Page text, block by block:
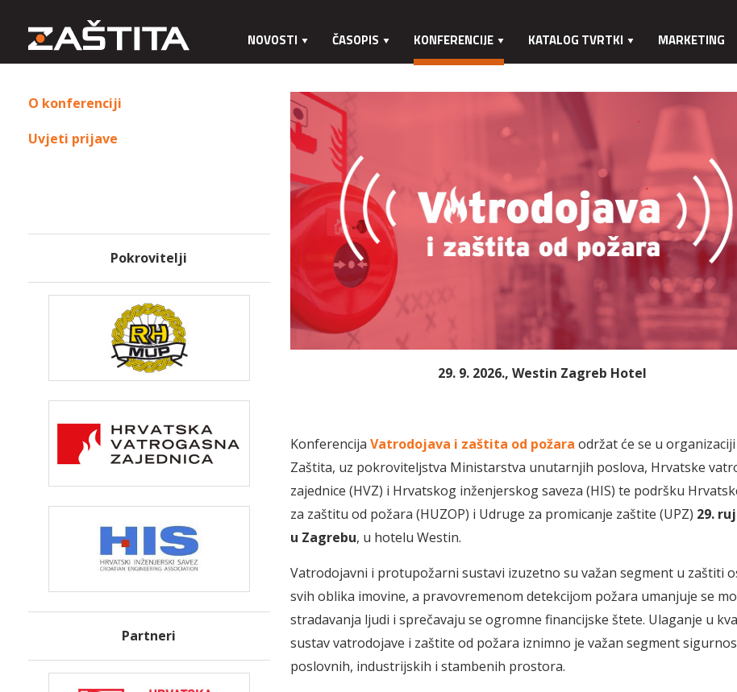
NOVOSTI ČASOPIS KONFERENCIJE KATALOG TVRTKI MARKETING
O konferenciji
Uvjeti prijave
Pokrovitelji
Partneri
29. 9. 2026., Westin Zagreb Hotel
Konferencija Vatrodojava i zaštita od požara održat će se u
Zaštita, uz pokroviteljstva Ministarstva unutarnjih poslova, Hrvatske
zajednice (HVZ) i Hrvatskog inženjerskog saveza (HIS) te podršku
za zaštitu od požara (HUZOP) i Udruge za promicanje zaštite (UPZ) 29.
u Zagrebu, u hotelu Westin.
Vatrodojavni i protupožarni sustavi izuzetno su važan segment u zaštiti
svih oblika imovine, a pravovremenom detekcijom požara umanjuje se
stradavanja ljudi i sprečavaju se ogromne financijske štete. Ulaganje u
sustav vatrodojave i zaštite od požara iznimno je važan segment
poslovnih, industrijskih i stambenih prostora.